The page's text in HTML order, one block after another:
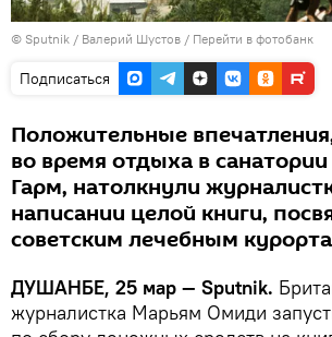
© Sputnik / Валерий Шустов / Перейти в фотобанк
Подписаться
Положительные
во время отдыха в
Гарм, натолкнули
написании целой книги,
советским лечебным
ДУШАНБЕ, 25 мар — Sputnik.
журналистка Марьям Омиди